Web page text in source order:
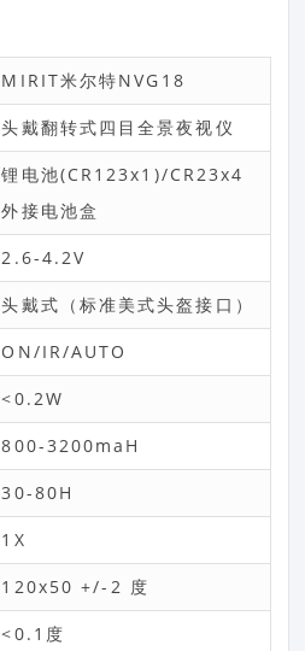
MIRIT米尔特NVG18
头戴翻转式四目全景夜视仪
锂电池(CR123x1)/CR23x4
外接电池盒
2.6-4.2V
头戴式（标准美式头盔接口）
ON/IR/AUTO
<0.2W
800-3200maH
30-80H
1X
120x50 +/-2 度
<0.1度